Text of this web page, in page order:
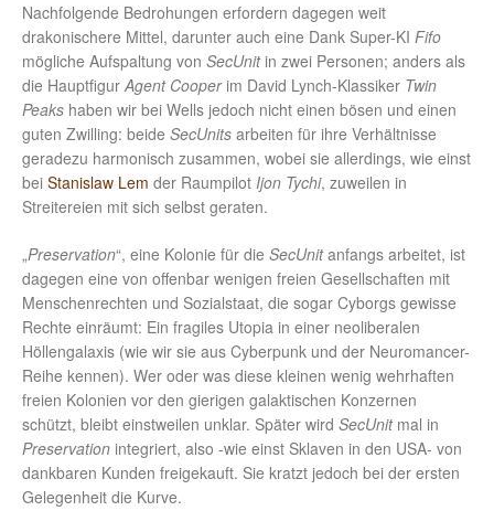
Nachfolgende Bedrohungen erfordern dagegen weit
drakonischere Mittel, darunter auch eine Dank Super-KI Fifo
mögliche Aufspaltung von SecUnitin zwei Personen; anders als
die HauptfigurAgent Cooperim David Lynch-Klassiker Twin
Peaks haben wir bei Wells jedoch nicht einen bösen und einen
guten Zwilling: beide SecUnits arbeiten für ihre Verhältnisse
geradezu harmonisch zusammen, wobei sie allerdings, wie einst
bei Stanislaw Lem der Raumpilot Ijon Tychi, zuweilen in
Streitereien mit sich selbst geraten.
„Preservation“, eine Kolonie für die SecUnitanfangs arbeitet, ist
dagegen eine von offenbar wenigen freien Gesellschaften mit
Menschenrechten und Sozialstaat, die sogar Cyborgs gewisse
Rechte einräumt: Ein fragiles Utopia in einer neoliberalen
Höllengalaxis (wie wir sie aus Cyberpunk und der Neuromancer-
Reihe kennen). Wer oder was diese kleinen wenig wehrhaften
freien Kolonien vor den gierigen galaktischen Konzernen
schützt, bleibt einstweilen unklar. Später wird SecUnitmal in
Preservation integriert, also -wie einst Sklaven in den USA- von
dankbaren Kunden freigekauft. Sie kratzt jedoch bei der ersten
Gelegenheit die Kurve.